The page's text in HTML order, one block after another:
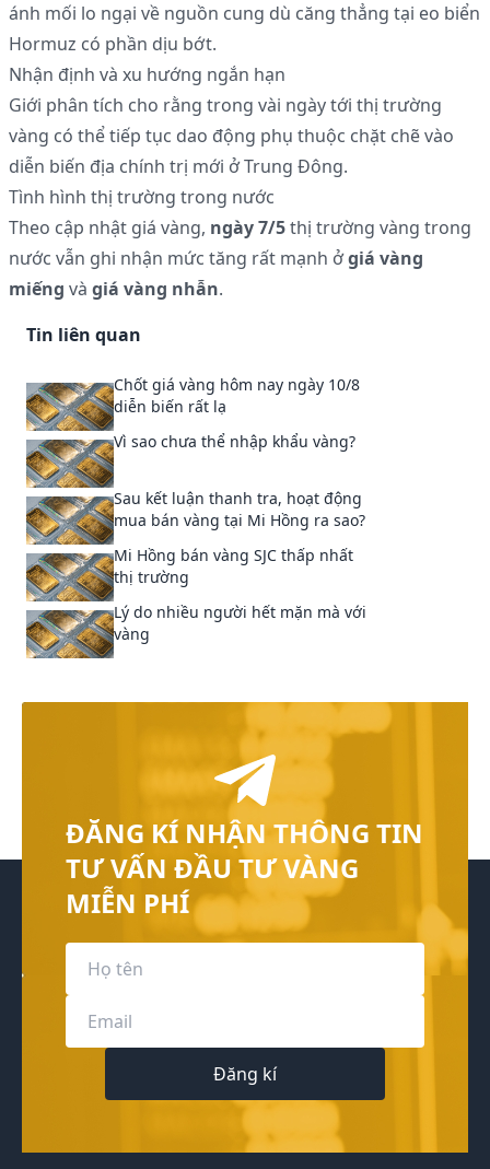
ánh mối lo ngại về nguồn cung dù căng thẳng tại eo biển
Hormuz có phần dịu bớt.
Nhận định và xu hướng ngắn hạn
Giới phân tích cho rằng trong vài ngày tới thị trường
vàng có thể tiếp tục dao động phụ thuộc chặt chẽ vào
diễn biến địa chính trị mới ở Trung Đông.
Tình hình thị trường trong nước
Theo cập nhật giá vàng, ngày 7/5thị trường vàng trong
nước vẫn ghi nhận mức tăng rất mạnh ởgiá vàng
miếng và giá vàng nhẫn.
Tin liên quan
Chốt giá vàng hôm nay ngày 10/8
diễn biến rất lạ
Vì sao chưa thể nhập khẩu vàng?
Sau kết luận thanh tra, hoạt động
mua bán vàng tại Mi Hồng ra sao?
Mi Hồng bán vàng SJC thấp nhất
thị trường
Lý do nhiều người hết mặn mà với
vàng
ĐĂNG KÍ NHẬN THÔNG TIN
TƯ VẤN ĐẦU TƯ VÀNG
MIỄN PHÍ
Đăng kí